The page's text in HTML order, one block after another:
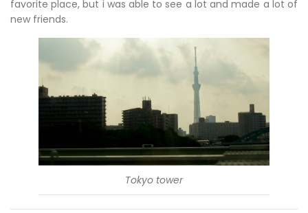
favorite place, but i was able to see a lot and made a lot of
new friends.
Tokyo tower